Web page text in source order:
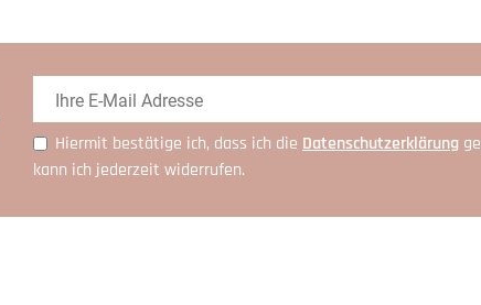
Hiermit bestätige ich, dass ich die Daten­schutz­erklärung
kann ich jederzeit widerrufen.